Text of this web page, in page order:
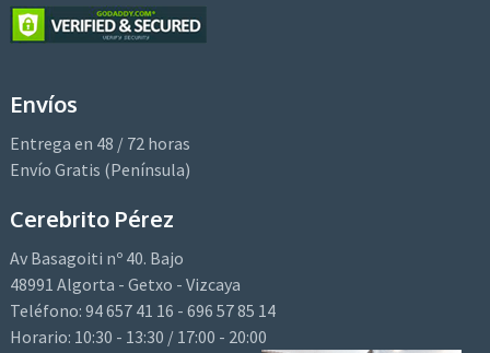
Envíos
Entrega en 48 / 72 horas
Envío Gratis (Península)
Cerebrito Pérez
Av Basagoiti nº 40. Bajo
48991 Algorta - Getxo - Vizcaya
Teléfono: 94 657 41 16 - 696 57 85 14
Horario: 10:30 - 13:30 / 17:00 - 20:00